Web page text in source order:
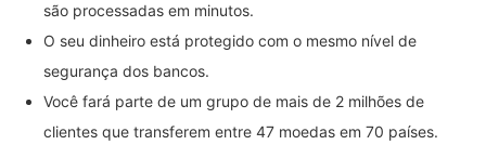
são processadas em minutos.
O seu dinheiro está protegido com o mesmo nível de
segurança dos bancos.
Você fará parte de um grupo de mais de 2 milhões de
clientes que transferem entre 47 moedas em 70 países.